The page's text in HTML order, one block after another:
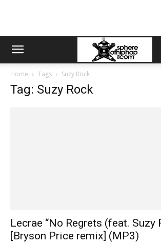
Home Tags Suzy Rock
Tag: Suzy Rock
Lecrae “No Regrets (feat. Suzy
[Bryson Price remix] (MP3)